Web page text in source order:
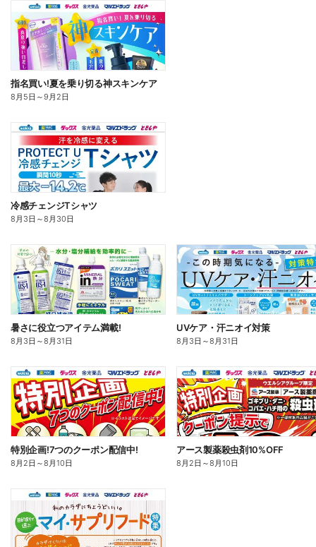
指名買い!夏を乗り切る神スキンケア
8月5日 ～9月2日
冷感チェンジTシャツ
8月3日 ～8月30日
暑さに役立つアイテム満載!
8月3日 ～8月31日
UVケア・汗ニオイ対策
8月3日 ～8月31日
特別企画!7つのクーポン配信中!
8月2日 ～8月10日
アース製薬殺虫剤10%OFF
8月2日 ～8月10日